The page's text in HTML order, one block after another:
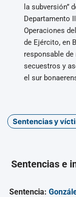
la subversión”
Departamento
Operaciones
de Ejército, en
responsable
secuestros y
el sur
Sentencias y
Sentencias e
Sentencia: